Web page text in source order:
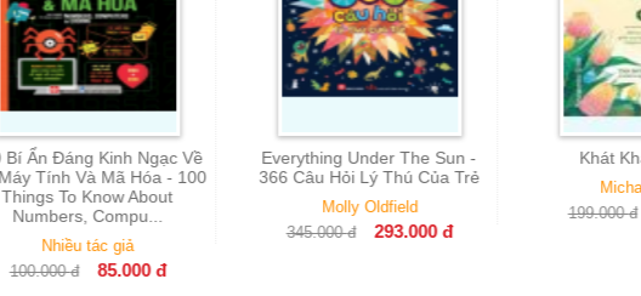
Kinh Ngạc Về
Mã Hóa - 100
About
Compu...
tác giả
85.000 đ
Everything Under The Sun -
366 Câu Hỏi Lý Thú Của Trẻ
Molly Oldfield
293.000
Khát Khao Cây Cỏ
Michael Pollan
169.000